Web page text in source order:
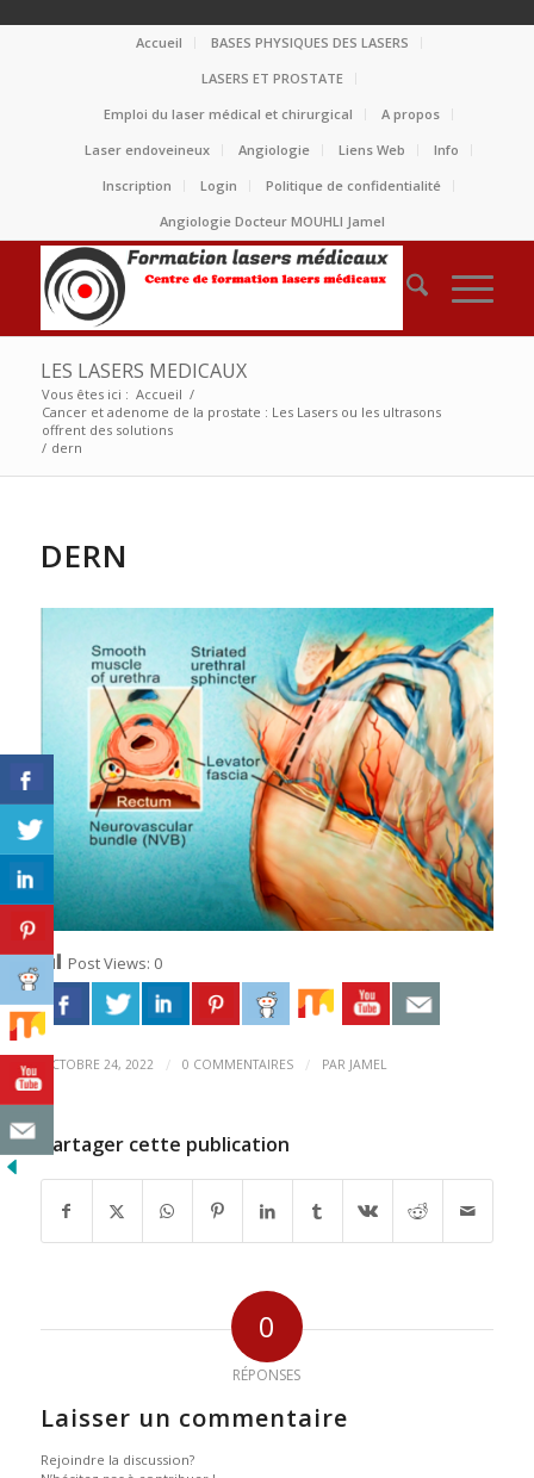
Accueil
BASES PHYSIQUES DES LASERS
LASERS ET PROSTATE
Emploi du laser médical et chirurgical
A propos
Laser endoveineux
Angiologie Liens Web
Info
Inscription
Login
Politique de confidentialité
Angiologie Docteur MOUHLI Jamel
LES LASERS MEDICAUX
Vous êtes ici : Accueil /
Cancer et adenome de la prostate : Les Lasers ou les ultrasons
offrent des solutions
/ dern
DERN
Post Views: 0
OCTOBRE 24, 2022 / 0 COMMENTAIRES / PAR JAMEL
Partager cette publication
0
RÉPONSES
Laisser un commentaire
Rejoindre la discussion?